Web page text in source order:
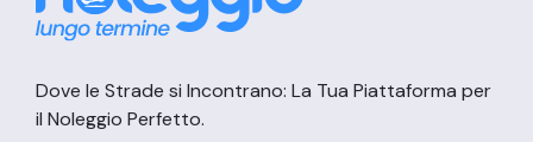
Dove le Strade si Incontrano: La Tua Piattaforma per
il Noleggio Perfetto.